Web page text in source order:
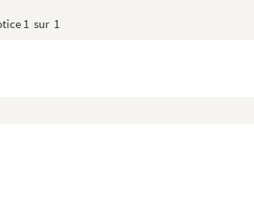
1 sur 1
personnel du (colonel, ...